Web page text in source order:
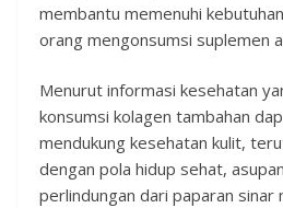
membantu memenuhi
orang mengonsumsi suplemen
Menurut informasi kesehatan
konsumsi kolagen tambahan
mendukung kesehatan kulit,
dengan pola hidup sehat,
perlindungan dari paparan sinar